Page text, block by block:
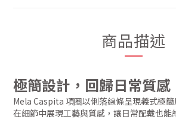
商品描述
極簡設計，回歸日常質感
Mela Caspita 項圈以俐落線條呈現義式極簡
在細節中展現工藝與質感，讓日常配戴也能